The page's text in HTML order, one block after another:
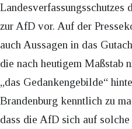
Landesverfassungsschutzes
zur AfD vor. Auf der
auch Aussagen in das
die nach heutigem Maßstab
„das Gedankengebilde“
Brandenburg kenntlich zu
dass die AfD sich auf solche